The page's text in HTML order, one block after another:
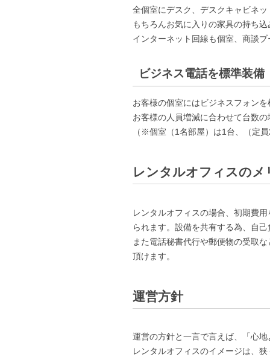
全個室にデスク、デスクキャビネ
もちろんお気に入りの家具の持ち
インターネット回線も個室、商談
ビジネス電話を標準装備
お客様の個室にはビジネスフォン
お客様の人員増減に合わせて台数
（※個室（1名部屋）は1台、（定
レンタルオフィスのメ
レンタルオフィスの場合、初期費
られます。設備を共有する為、自
また電話秘書代行や郵便物の受取
頂けます。
運営方針
運営の方針と一言で言えば、「心
レンタルオフィスのイメージは、